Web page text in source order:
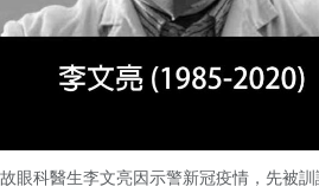
眼科醫生李文亮因示警新冠疫情，先被訓